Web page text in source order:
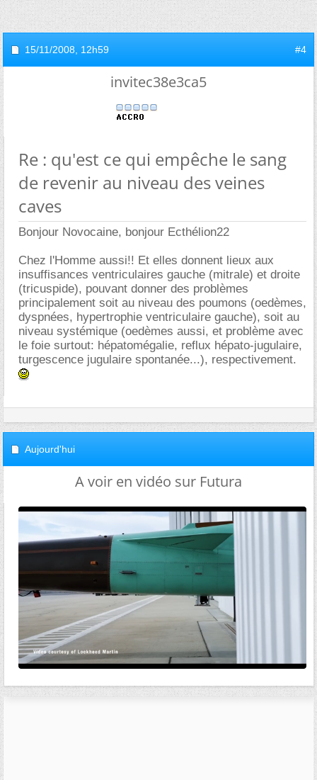
15/11/2008, 12h59 #4
invitec38e3ca5
Re : qu'est ce qui empêche le sang
de revenir au niveau des veines
caves
Bonjour Novocaine, bonjour Ecthélion22
Chez l'Homme aussi!! Et elles donnent lieux aux
insuffisances ventriculaires gauche (mitrale) et droite
(tricuspide), pouvant donner des problèmes
principalement soit au niveau des poumons (oedèmes,
dyspnées, hypertrophie ventriculaire gauche), soit au
niveau systémique (oedèmes aussi, et problème avec
le foie surtout: hépatomégalie, reflux hépato-jugulaire,
turgescence jugulaire spontanée...), respectivement.
Aujourd'hui
A voir en vidéo sur Futura